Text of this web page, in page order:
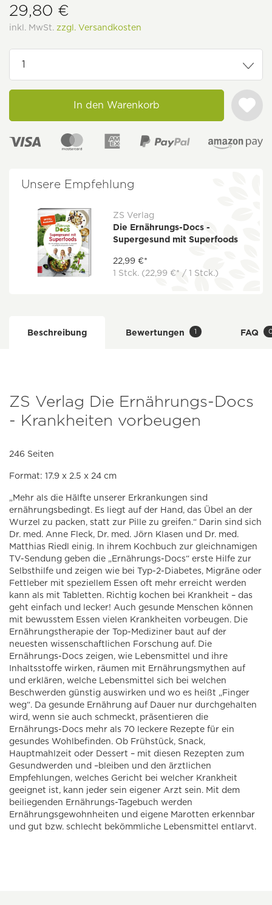
29,80 €
inkl. MwSt. zzgl. Versandkosten
In den Warenkorb
Unsere Empfehlung
ZS Verlag
Die Ernährungs-Docs -
Supergesund mit Superfoods
22,99 €*
1 Stck. (22,99 €* / 1 Stck.)
Beschreibung Bewertungen 1 FAQ
ZS Verlag Die Ernährungs-Docs
- Krankheiten vorbeugen
246 Seiten
Format: 17.9 x 2.5 x 24 cm
„Mehr als die Hälfte unserer Erkrankungen sind
ernährungsbedingt. Es liegt auf der Hand, das Übel an der
Wurzel zu packen, statt zur Pille zu greifen.“ Darin sind sich
Dr. med. Anne Fleck, Dr. med. Jörn Klasen und Dr. med.
Matthias Riedl einig. In ihrem Kochbuch zur gleichnamigen
TV-Sendung geben die „Ernährungs-Docs“ erste Hilfe zur
Selbsthilfe und zeigen wie bei Typ-2-Diabetes, Migräne oder
Fettleber mit speziellem Essen oft mehr erreicht werden
kann als mit Tabletten. Richtig kochen bei Krankheit – das
geht einfach und lecker! Auch gesunde Menschen können
mit bewusstem Essen vielen Krankheiten vorbeugen. Die
Ernährungstherapie der Top-Mediziner baut auf der
neuesten wissenschaftlichen Forschung auf. Die
Ernährungs-Docs zeigen, wie Lebensmittel und ihre
Inhaltsstoffe wirken, räumen mit Ernährungsmythen auf
und erklären, welche Lebensmittel sich bei welchen
Beschwerden günstig auswirken und wo es heißt „Finger
weg“. Da gesunde Ernährung auf Dauer nur durchgehalten
wird, wenn sie auch schmeckt, präsentieren die
Ernährungs-Docs mehr als 70 leckere Rezepte für ein
gesundes Wohlbefinden. Ob Frühstück, Snack,
Hauptmahlzeit oder Dessert – mit diesen Rezepten zum
Gesundwerden und –bleiben und den ärztlichen
Empfehlungen, welches Gericht bei welcher Krankheit
geeignet ist, kann jeder sein eigener Arzt sein. Mit dem
beiliegenden Ernährungs-Tagebuch werden
Ernährungsgewohnheiten und eigene Marotten erkennbar
und gut bzw. schlecht bekömmliche Lebensmittel entlarvt.